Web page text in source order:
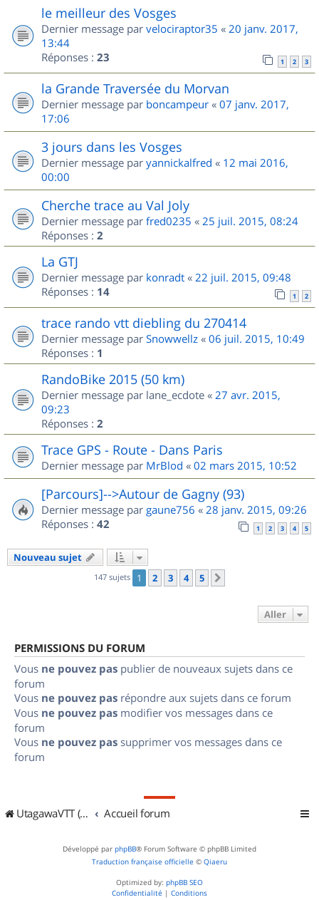
le meilleur des Vosges
Dernier message par velociraptor35 « 20 janv. 2017,
13:44
Réponses : 23 1 2 3
la Grande Traversée du Morvan
Dernier message par boncampeur « 07 janv. 2017,
17:06
3 jours dans les Vosges
Dernier message par yannickalfred « 12 mai 2016,
00:00
Cherche trace au Val Joly
Dernier message par fred0235 « 25 juil. 2015, 08:24
Réponses : 2
La GTJ
Dernier message par konradt « 22 juil. 2015, 09:48
Réponses : 14 1 2
trace rando vtt diebling du 270414
Dernier message par Snowwellz « 06 juil. 2015, 10:49
Réponses : 1
RandoBike 2015 (50 km)
Dernier message par lane_ecdote « 27 avr. 2015,
09:23
Réponses : 2
Trace GPS - Route - Dans Paris
Dernier message par MrBlod « 02 mars 2015, 10:52
[Parcours]-->Autour de Gagny (93)
Dernier message par gaune756 « 28 janv. 2015, 09:26
Réponses : 42 1 2 3 4 5
Nouveau sujet
147 sujets 1 2 3 4 5
Aller
PERMISSIONS DU FORUM
Vous ne pouvez pas publier de nouveaux sujets dans ce
forum
Vous ne pouvez pas répondre aux sujets dans ce forum
Vous ne pouvez pas modifier vos messages dans ce
forum
Vous ne pouvez pas supprimer vos messages dans ce
forum
UtagawaVTT (Randos VTT et VTTAE avec traces GPS) Accueil forum
Développé par phpBB® Forum Software © phpBB Limited
Traduction française officielle © Qiaeru
Optimized by: phpBB SEO
Confidentialité | Conditions